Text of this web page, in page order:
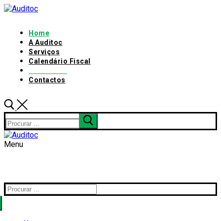
Home
A Auditoc
Serviços
Calendário Fiscal
Contactos
Menu